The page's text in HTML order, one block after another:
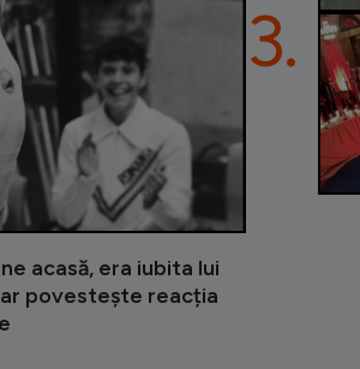
acasă, era iubita lui
povestește reacția
3.